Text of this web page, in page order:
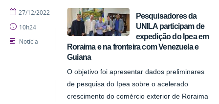
Pesquisadores da
UNILA participam de
expedição do Ipea em
Roraima e na fronteira com Venezuela e
Guiana
O objetivo foi apresentar dados preliminares
de pesquisa do Ipea sobre o acelerado
crescimento do comércio exterior de Roraima
publicado
27/12/2022
10h24
Notícia